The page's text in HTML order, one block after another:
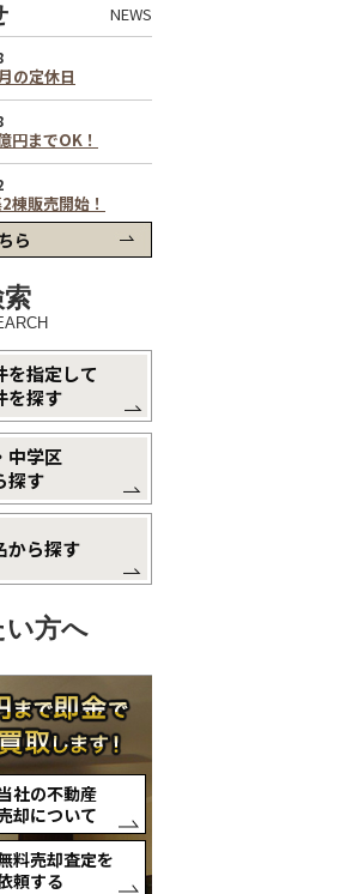
NEWS
ら
を指定して
を探す
中学区
探す
から探す
い方へ
社の不動産
却について
料売却査定を
頼する